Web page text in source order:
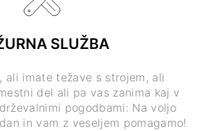
SLUŽBA
ali imate težave s strojem, ali
del ali pa vas zanima kaj v
pogodbami: Na voljo
in vam z veseljem pomagamo!